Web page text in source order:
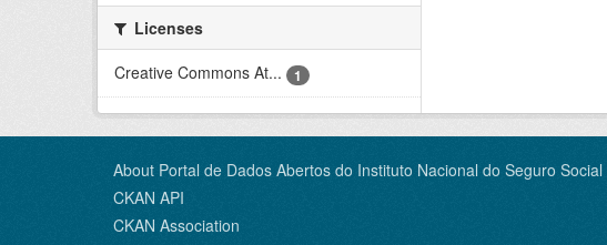
Licenses
Creative Commons At...
1
About Portal de Dados Abertos do Instituto Nacional do Seguro Social
CKAN API
CKAN Association